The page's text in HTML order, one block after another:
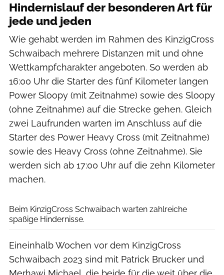
Hindernislauf der besonderen Art für
jede und jeden
Wie gehabt werden im Rahmen des KinzigCross
Schwaibach mehrere Distanzen mit und ohne
Wettkampfcharakter angeboten. So werden ab
16:00 Uhr die Starter des fünf Kilometer langen
Power Sloopy (mit Zeitnahme) sowie des Sloopy
(ohne Zeitnahme) auf die Strecke gehen. Gleich
zwei Laufrunden warten im Anschluss auf die
Starter des Power Heavy Cross (mit Zeitnahme)
sowie des Heavy Cross (ohne Zeitnahme). Sie
werden sich ab 17:00 Uhr auf die zehn Kilometer
machen.
Beim KinzigCross Schwaibach warten zahlreiche
spaßige Hindernisse.
Eineinhalb Wochen vor dem KinzigCross
Schwaibach 2023 sind mit Patrick Brucker und